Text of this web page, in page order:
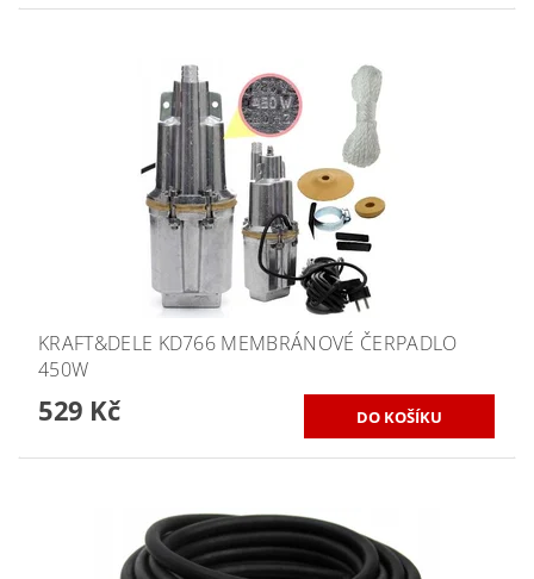
KRAFT&DELE KD766 MEMBRÁNOVÉ ČERPADLO
450W
529 Kč